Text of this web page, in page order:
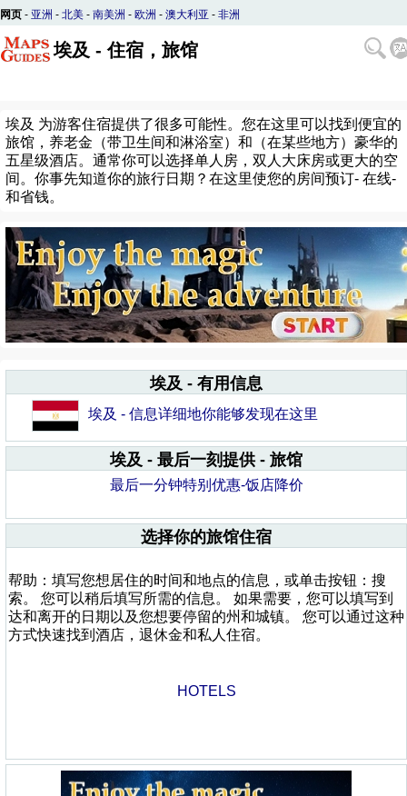
网页 - 亚洲 - 北美 - 南美洲 - 欧洲 - 澳大利亚 - 非洲
埃及 - 住宿，旅馆
埃及 为游客住宿提供了很多可能性。您在这里可以找到便宜的
旅馆，养老金（带卫生间和淋浴室）和（在某些地方）豪华的
五星级酒店。通常你可以选择单人房，双人大床房或更大的空
间。你事先知道你的旅行日期？在这里使您的房间预订- 在线-
和省钱。
埃及 - 有用信息
埃及 - 信息详细地你能够发现在这里
埃及 - 最后一刻提供 - 旅馆
最后一分钟特别优惠-饭店降价
选择你的旅馆住宿
帮助：填写您想居住的时间和地点的信息，或单击按钮：搜
索。 您可以稍后填写所需的信息。 如果需要，您可以填写到
达和离开的日期以及您想要停留的州和城镇。 您可以通过这种
方式快速找到酒店，退休金和私人住宿。
HOTELS